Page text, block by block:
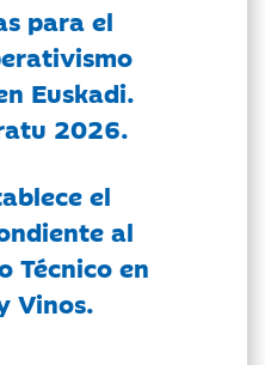
para el
Euskadi.
2026.
el
al
Técnico en
Vinos.